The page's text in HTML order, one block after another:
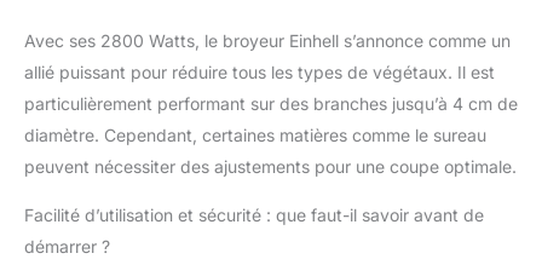
l’entonnoir extra large.
Grâce à son châssis
solide monté sur roues
et à sa poignée de
l’appareil peut être
déplacé facilement. Le
broyeur électrique
Avec ses 2800 Watts, le broyeur Einhell s’annonce comme un
allié puissant pour réduire tous les types de végétaux. Il est
particulièrement performant sur des branches jusqu’à 4 cm de
diamètre. Cependant, certaines matières comme le sureau
peuvent nécessiter des ajustements pour une coupe optimale.
Facilité d’utilisation et sécurité : que faut-il savoir avant de
démarrer ?